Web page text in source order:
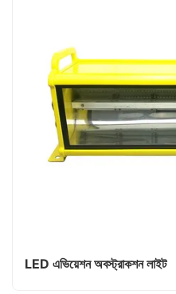
LED এভিয়েশন অবস্ট্রাকশন লাইট